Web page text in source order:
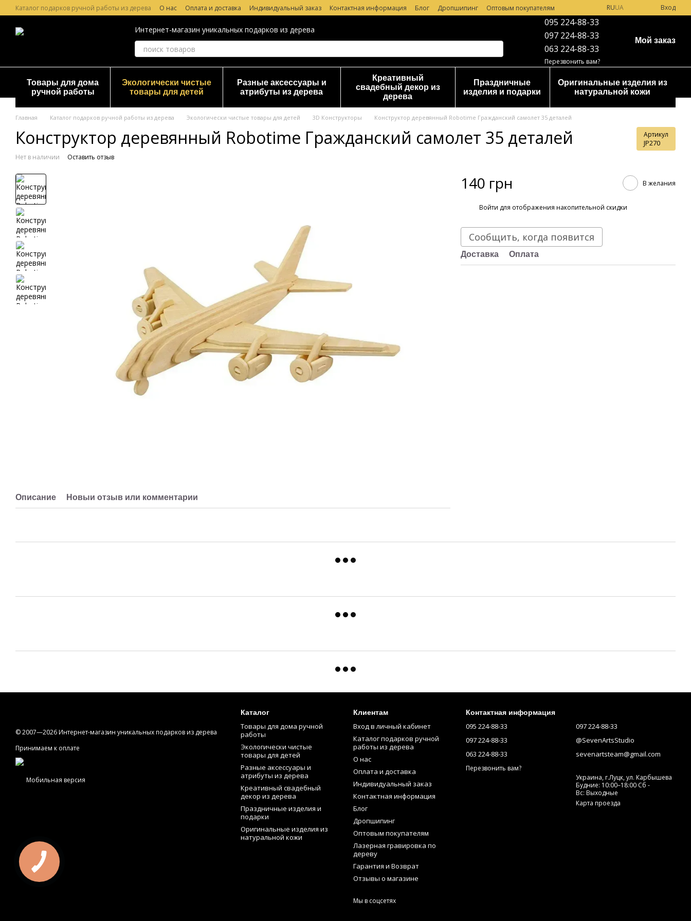
Перейти к основному контенту
Каталог подарков ручной работы из дерева О нас Оплата и доставка Индивидуальный заказ Контактная информация Блог Дропшипинг
Оптовым покупателям
Лазерная гравировка по дереву
Гарантия и Возврат Отзывы о магазине
RUUA Вход
Интернет-магазин уникальных подарков из дерева
095 224-88-33
097 224-88-33
063 224-88-33
Перезвонить вам?
Мой заказ
Товары для дома
ручной работы
Экологически чистые
товары для детей
Разные аксессуары и
атрибуты из дерева
Креативный
свадебный декор из
дерева
Праздничные
изделия и подарки
Оригинальные изделия из
натуральной кожи
Главная Каталог подарков ручной работы из дерева Экологически чистые товары для детей 3D Конструкторы Конструктор деревянный Robotime Гражданский самолет 35 деталей
Конструктор деревянный Robotime Гражданский самолет 35 деталей Артикул
JP270
Нет в наличии Оставить отзыв
Описание Новый отзыв или комментарий
140 грн В желания
Войти для отображения накопительной скидки
Сообщить, когда появится
Доставка Оплата
© 2007—2026 Интернет-магазин уникальных подарков из дерева
Принимаем к оплате
Мобильная версия
Каталог
Товары для дома ручной
работы
Экологически чистые
товары для детей
Разные аксессуары и
атрибуты из дерева
Креативный свадебный
декор из дерева
Праздничные изделия и
подарки
Оригинальные изделия из
натуральной кожи
Клиентам
Вход в личный кабинет
Каталог подарков ручной
работы из дерева
О нас
Оплата и доставка
Индивидуальный заказ
Контактная информация
Блог
Дропшипинг
Оптовым покупателям
Лазерная гравировка по
дереву
Гарантия и Возврат
Отзывы о магазине
Мы в соцсетях
Контактная информация
095 224-88-33
097 224-88-33
063 224-88-33
Перезвонить вам?
097 224-88-33
@SevenArtsStudio
sevenartsteam@gmail.com
Украина, г.Луцк, ул. Карбышева
Будние: 10:00–18:00 Сб -
Вс: Выходные
Карта проезда